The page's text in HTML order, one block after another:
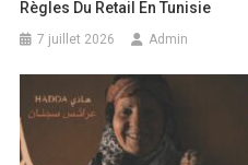
Règles Du Retail En Tunisie
7 juillet 2026 Admin